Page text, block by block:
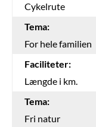
Cykelrute
Tema:
For hele familien
Faciliteter:
Længde i km.
Tema:
Fri natur